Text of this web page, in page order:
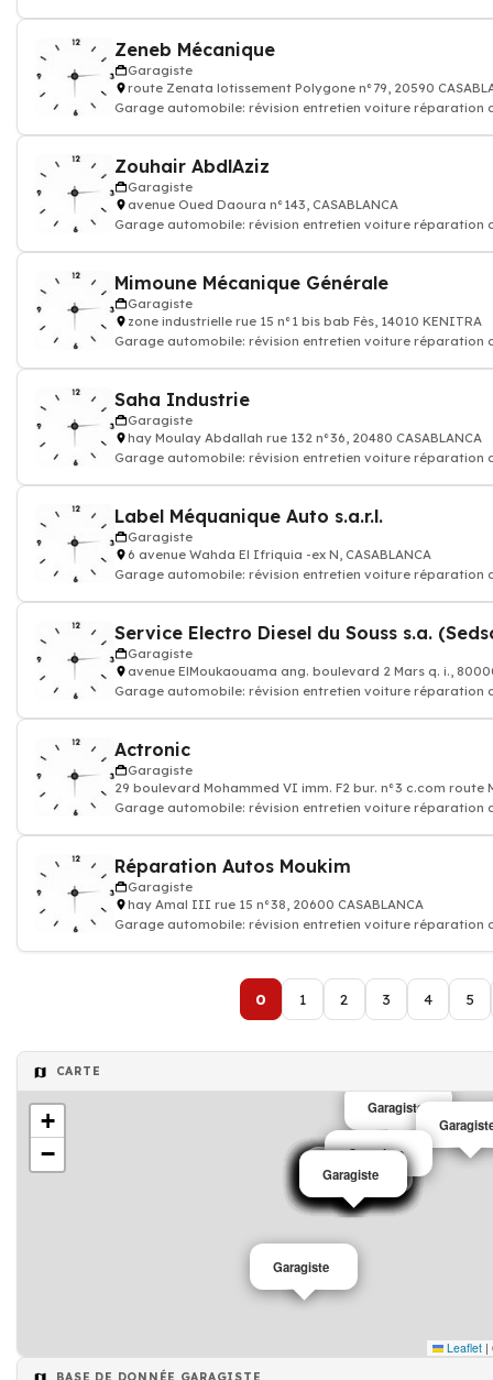
Zeneb Mécanique
Garagiste
route Zenata lotissement Polygone n°79, 20590
Garage automobile: révision entretien voiture réparation
Zouhair AbdlAziz
Garagiste
avenue Oued Daoura n°143, CASABLANCA
Garage automobile: révision entretien voiture réparation
Mimoune Mécanique Générale
Garagiste
zone industrielle rue 15 n°1 bis bab Fès, 14010 KENITRA
Garage automobile: révision entretien voiture réparation
Saha Industrie
Garagiste
hay Moulay Abdallah rue 132 n°36, 20480 CASABLANCA
Garage automobile: révision entretien voiture réparation
Label Méquanique Auto s.a.r.l.
Garagiste
6 avenue Wahda El Ifriquia -ex N, CASABLANCA
Garage automobile: révision entretien voiture réparation
Service Electro Diesel du Souss s.a.
Garagiste
avenue ElMoukaouama ang. boulevard 2 Mars q. i.,
Garage automobile: révision entretien voiture réparation
Actronic
Garagiste
29 boulevard Mohammed VI imm. F2 bur. n°3 c.com route
Garage automobile: révision entretien voiture réparation
Réparation Autos Moukim
Garagiste
hay Amal III rue 15 n°38, 20600 CASABLANCA
Garage automobile: révision entretien voiture réparation
0 1 2 3 4 5
CARTE
Garagiste
Garagiste
Garagiste
Garagiste
Garagiste
Garagiste
Garagiste
Garagiste
Garagiste
Garagiste
Garagiste
Garagiste
Garagiste
Garagiste
Garagiste
Garagiste
Garagiste
Garagiste
Garagiste
+
−
Leaflet |
BASE DE DONNÉE GARAGISTE